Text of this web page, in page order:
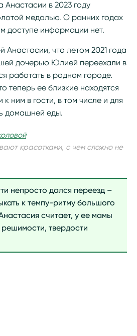
в 2023 году
медалью. О ранних годах
доступе информации нет.
Анастасии, что летом 2021 года
дочерью Юлией переехали в
работать в родном городе.
теперь ее близкие находятся
ним в гости, в том числе и для
домашней еды.
красотками, с чем сложно не
непросто дался переезд –
к темпу-ритму большого
считает, у ее мамы
твердости